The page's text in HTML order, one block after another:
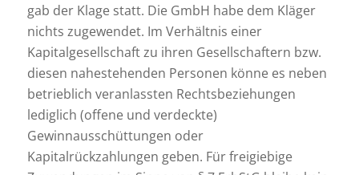
gab der Klage statt. Die GmbH habe dem Kläger
nichts zugewendet. Im Verhältnis einer
Kapitalgesellschaft zu ihren Gesellschaftern bzw.
diesen nahestehenden Personen könne es neben
betrieblich veranlassten Rechtsbeziehungen
lediglich (offene und verdeckte)
Gewinnausschüttungen oder
Kapitalrückzahlungen geben. Für freigiebige